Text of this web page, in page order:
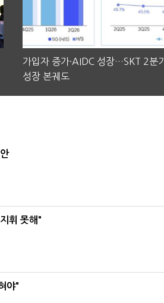
가입자 증가·AIDC 성장…SKT 2분기
성장 본궤도
휘 못해"
야"